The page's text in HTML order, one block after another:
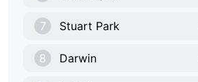
7 Stuart Park
8 Darwin